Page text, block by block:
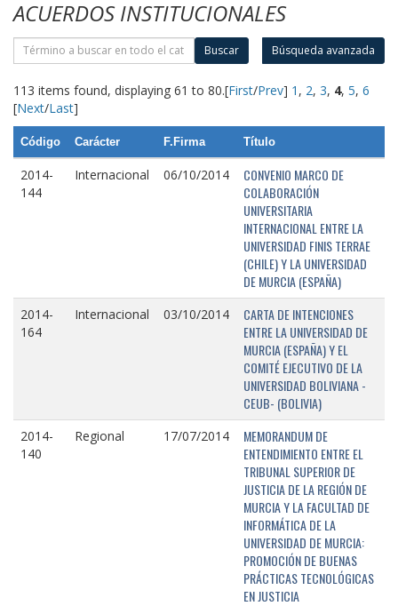
ACUERDOS INSTITUCIONALES
Buscar Búsqueda avanzada
113 items found, displaying 61 to 80.[First/Prev] 1 , 2, 3, 4, 5, 6
[Next/Last]
Código Carácter F.Firma Título
2014-
144
Internacional 06/10/2014
CONVENIO MARCO DE
COLABORACIÓN
UNIVERSITARIA
INTERNACIONAL ENTRE LA
UNIVERSIDAD FINIS TERRAE
(CHILE) Y LA UNIVERSIDAD
DE MURCIA (ESPAÑA)
2014-
164
Internacional 03/10/2014
CARTA DE INTENCIONES
ENTRE LA UNIVERSIDAD DE
MURCIA (ESPAÑA) Y EL
COMITÉ EJECUTIVO DE LA
UNIVERSIDAD BOLIVIANA -
CEUB- (BOLIVIA)
2014-
140
Regional 17/07/2014
MEMORANDUM DE
ENTENDIMIENTO ENTRE EL
TRIBUNAL SUPERIOR DE
JUSTICIA DE LA REGIÓN DE
MURCIA Y LA FACULTAD DE
INFORMÁTICA DE LA
UNIVERSIDAD DE MURCIA:
PROMOCIÓN DE BUENAS
PRÁCTICAS TECNOLÓGICAS
EN JUSTICIA